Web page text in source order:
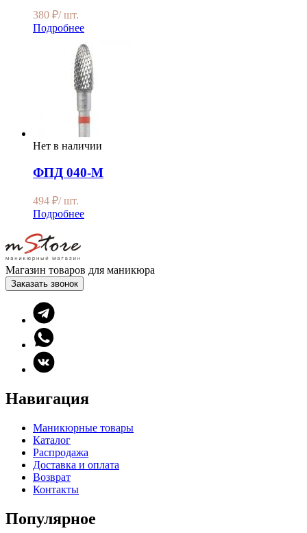
380 ₽/ шт.
Подробнее
Нет в наличии
ФПД 040-М
494 ₽/ шт.
Подробнее
Магазин товаров для маникюра
Заказать звонок
Навигация
Маникюрные товары
Каталог
Распродажа
Доставка и оплата
Возврат
Контакты
Популярное